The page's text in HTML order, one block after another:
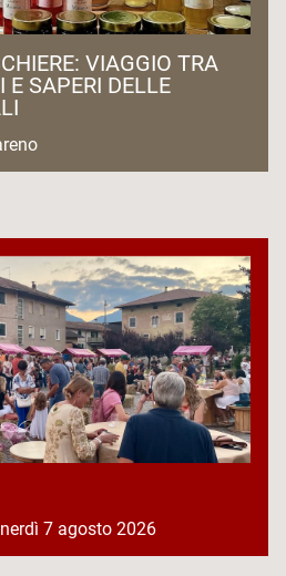
VIAGGIO TRA
E SAPERI DELLE
7 agosto 2026